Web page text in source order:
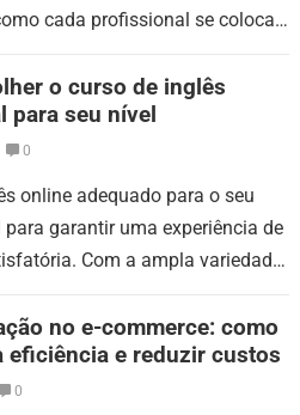
cada profissional se coloca
o curso de inglês
para seu nível
0
online adequado para o seu
garantir uma experiência de
Com a ampla variedade
no e-commerce: como
eficiência e reduzir custos
0